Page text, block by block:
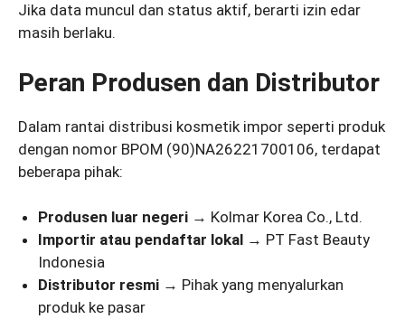
Jika data muncul dan status aktif, berarti izin edar
masih berlaku.
Peran Produsen dan Distributor
Dalam rantai distribusi kosmetik impor seperti produk
dengan nomor BPOM (90)NA26221700106, terdapat
beberapa pihak:
Produsen luar negeri → Kolmar Korea Co., Ltd.
Importir atau pendaftar lokal → PT Fast Beauty
Indonesia
Distributor resmi → Pihak yang menyalurkan
produk ke pasar